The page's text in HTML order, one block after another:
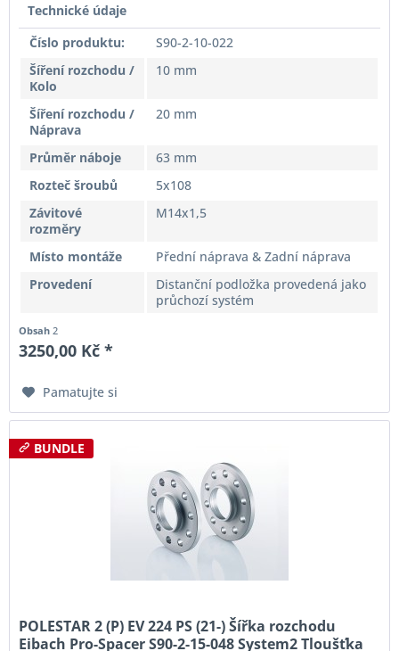
Technické údaje
Číslo produktu:
S90-2-10-022
Šíření rozchodu /
Kolo
10 mm
Šíření rozchodu /
Náprava
20 mm
Průměr náboje
63 mm
Rozteč šroubů
5x108
Závitové
rozměry
M14x1,5
Místo montáže
Přední náprava & Zadní náprava
Provedení
Distanční podložka provedená jako
průchozí systém
Obsah 2
3250,00 Kč *
Pamatujte si
BUNDLE
POLESTAR 2 (P) EV 224 PS (21-) Šířka rozchodu
Eibach Pro-Spacer S90-2-15-048 System2 Tloušťka